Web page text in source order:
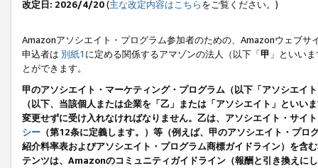
改定日: 2026/4/20(主な改定内容はこちらをご覧ください。)
Amazonアソシエイト・プログラム参加者のための、Amazonウェブサ
申込者は 別紙1 に定める関係するアマゾンの法人（以下「甲 」といい
とができます。
甲のアソシエイト・マーケティング・プログラム（以下「アソシエイ
（以下、当該個人または企業を「乙」または「アソシエイト」とい
変更せずに受け入れなければなりません。乙は、アソシエイト・サイ
シー （第12条に定義します。）等（例えば、甲のアソシエイト・プ
紹介料率表およびアソシエイト・プログラム商標ガイドライン）を
テンツは、Amazonのコミュニティガイドライン（報酬と引き換えに